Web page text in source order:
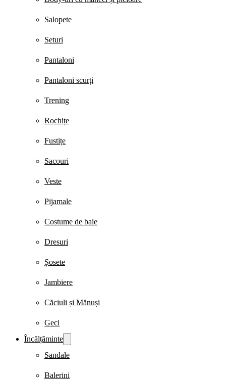
Salopete
Seturi
Pantaloni
Pantaloni scurți
Trening
Rochițe
Fustițe
Sacouri
Veste
Pijamale
Costume de baie
Dresuri
Șosete
Jambiere
Căciuli și Mănuși
Geci
Încălțăminte
Sandale
Balerini